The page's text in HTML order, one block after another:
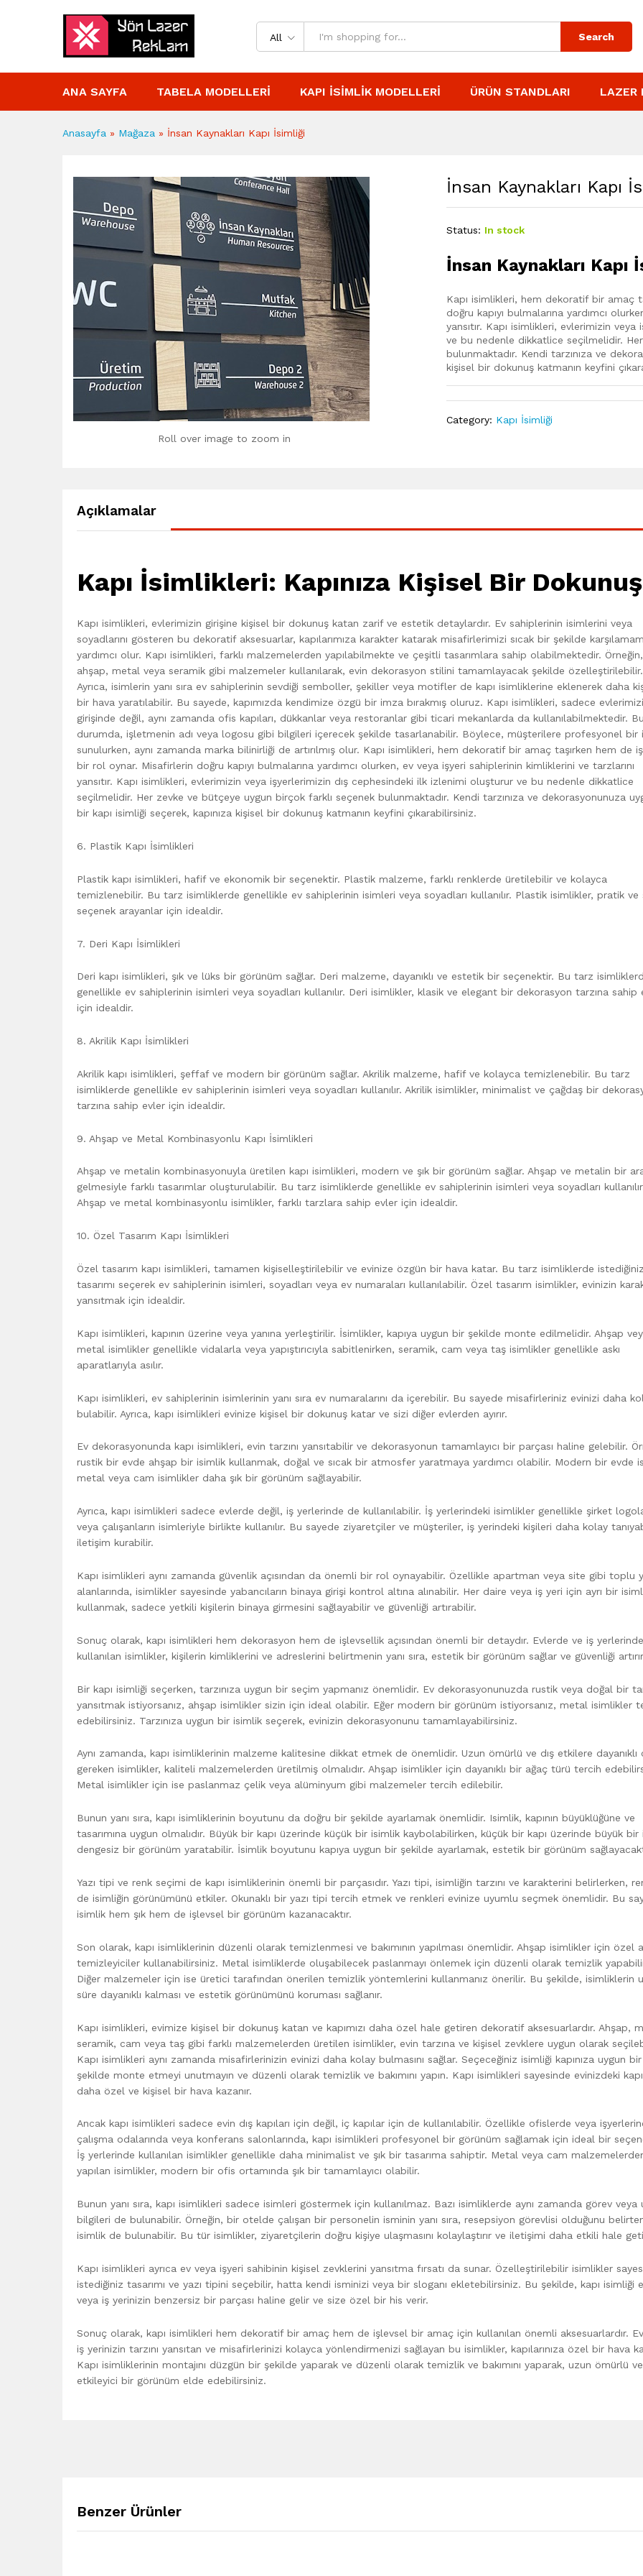
All Search
ANA SAYFA TABELA MODELLERI KAPI İSIMLIK MODELLERI ÜRÜN STANDLARI LAZER
Anasayfa » Mağaza » İnsan Kaynakları Kapı İsimliği
Roll over image to zoom in
İnsan Kaynakları Kapı
Status: In stock
İnsan Kaynakları Kapı
Kapı isimlikleri, hem dekoratif bir amaç
doğru kapıyı bulmalarına yardımcı
yansıtır. Kapı isimlikleri, evlerimizin
ve bu nedenle dikkatlice seçilmelidir.
bulunmaktadır. Kendi tarzınıza ve
kişisel bir dokunuş katmanın keyfini
Category: Kapı İsimliği
Açıklamalar
Kapı İsimlikleri: Kapınıza Kişisel Bir Dokunuş
Kapı isimlikleri, evlerimizin girişine kişisel bir dokunuş katan zarif ve estetik detaylardır. Ev sahiplerinin isimlerini veya
soyadlarını gösteren bu dekoratif aksesuarlar, kapılarımıza karakter katarak misafirlerimizi sıcak bir şekilde
yardımcı olur. Kapı isimlikleri, farklı malzemelerden yapılabilmekte ve çeşitli tasarımlara sahip olabilmektedir. Örneğin,
ahşap, metal veya seramik gibi malzemeler kullanılarak, evin dekorasyon stilini tamamlayacak şekilde özelleştirilebilir.
Ayrıca, isimlerin yanı sıra ev sahiplerinin sevdiği semboller, şekiller veya motifler de kapı isimliklerine eklenerek daha
bir hava yaratılabilir. Bu sayede, kapımızda kendimize özgü bir imza bırakmış oluruz. Kapı isimlikleri, sadece
girişinde değil, aynı zamanda ofis kapıları, dükkanlar veya restoranlar gibi ticari mekanlarda da kullanılabilmektedir. Bu
durumda, işletmenin adı veya logosu gibi bilgileri içerecek şekilde tasarlanabilir. Böylece, müşterilere profesyonel bir
sunulurken, aynı zamanda marka bilinirliği de artırılmış olur. Kapı isimlikleri, hem dekoratif bir amaç taşırken hem de
bir rol oynar. Misafirlerin doğru kapıyı bulmalarına yardımcı olurken, ev veya işyeri sahiplerinin kimliklerini ve tarzlarını
yansıtır. Kapı isimlikleri, evlerimizin veya işyerlerimizin dış cephesindeki ilk izlenimi oluşturur ve bu nedenle dikkatlice
seçilmelidir. Her zevke ve bütçeye uygun birçok farklı seçenek bulunmaktadır. Kendi tarzınıza ve dekorasyonunuza
bir kapı isimliği seçerek, kapınıza kişisel bir dokunuş katmanın keyfini çıkarabilirsiniz.
6. Plastik Kapı İsimlikleri
Plastik kapı isimlikleri, hafif ve ekonomik bir seçenektir. Plastik malzeme, farklı renklerde üretilebilir ve kolayca
temizlenebilir. Bu tarz isimliklerde genellikle ev sahiplerinin isimleri veya soyadları kullanılır. Plastik isimlikler, pratik ve
seçenek arayanlar için idealdir.
7. Deri Kapı İsimlikleri
Deri kapı isimlikleri, şık ve lüks bir görünüm sağlar. Deri malzeme, dayanıklı ve estetik bir seçenektir. Bu tarz
genellikle ev sahiplerinin isimleri veya soyadları kullanılır. Deri isimlikler, klasik ve elegant bir dekorasyon tarzına sahip
için idealdir.
8. Akrilik Kapı İsimlikleri
Akrilik kapı isimlikleri, şeffaf ve modern bir görünüm sağlar. Akrilik malzeme, hafif ve kolayca temizlenebilir. Bu tarz
isimliklerde genellikle ev sahiplerinin isimleri veya soyadları kullanılır. Akrilik isimlikler, minimalist ve çağdaş bir
tarzına sahip evler için idealdir.
9. Ahşap ve Metal Kombinasyonlu Kapı İsimlikleri
Ahşap ve metalin kombinasyonuyla üretilen kapı isimlikleri, modern ve şık bir görünüm sağlar. Ahşap ve metalin bir
gelmesiyle farklı tasarımlar oluşturulabilir. Bu tarz isimliklerde genellikle ev sahiplerinin isimleri veya soyadları
Ahşap ve metal kombinasyonlu isimlikler, farklı tarzlara sahip evler için idealdir.
10. Özel Tasarım Kapı İsimlikleri
Özel tasarım kapı isimlikleri, tamamen kişiselleştirilebilir ve evinize özgün bir hava katar. Bu tarz isimliklerde istediğiniz
tasarımı seçerek ev sahiplerinin isimleri, soyadları veya ev numaraları kullanılabilir. Özel tasarım isimlikler, evinizin
yansıtmak için idealdir.
Kapı isimlikleri, kapının üzerine veya yanına yerleştirilir. İsimlikler, kapıya uygun bir şekilde monte edilmelidir. Ahşap
metal isimlikler genellikle vidalarla veya yapıştırıcıyla sabitlenirken, seramik, cam veya taş isimlikler genellikle askı
aparatlarıyla asılır.
Kapı isimlikleri, ev sahiplerinin isimlerinin yanı sıra ev numaralarını da içerebilir. Bu sayede misafirleriniz evinizi daha
bulabilir. Ayrıca, kapı isimlikleri evinize kişisel bir dokunuş katar ve sizi diğer evlerden ayırır.
Ev dekorasyonunda kapı isimlikleri, evin tarzını yansıtabilir ve dekorasyonun tamamlayıcı bir parçası haline gelebilir.
rustik bir evde ahşap bir isimlik kullanmak, doğal ve sıcak bir atmosfer yaratmaya yardımcı olabilir. Modern bir evde
metal veya cam isimlikler daha şık bir görünüm sağlayabilir.
Ayrıca, kapı isimlikleri sadece evlerde değil, iş yerlerinde de kullanılabilir. İş yerlerindeki isimlikler genellikle şirket
veya çalışanların isimleriyle birlikte kullanılır. Bu sayede ziyaretçiler ve müşteriler, iş yerindeki kişileri daha kolay
iletişim kurabilir.
Kapı isimlikleri aynı zamanda güvenlik açısından da önemli bir rol oynayabilir. Özellikle apartman veya site gibi toplu
alanlarında, isimlikler sayesinde yabancıların binaya girişi kontrol altına alınabilir. Her daire veya iş yeri için ayrı bir
kullanmak, sadece yetkili kişilerin binaya girmesini sağlayabilir ve güvenliği artırabilir.
Sonuç olarak, kapı isimlikleri hem dekorasyon hem de işlevsellik açısından önemli bir detaydır. Evlerde ve iş yerlerinde
kullanılan isimlikler, kişilerin kimliklerini ve adreslerini belirtmenin yanı sıra, estetik bir görünüm sağlar ve güvenliği
Bir kapı isimliği seçerken, tarzınıza uygun bir seçim yapmanız önemlidir. Ev dekorasyonunuzda rustik veya doğal bir
yansıtmak istiyorsanız, ahşap isimlikler sizin için ideal olabilir. Eğer modern bir görünüm istiyorsanız, metal isimlikler
edebilirsiniz. Tarzınıza uygun bir isimlik seçerek, evinizin dekorasyonunu tamamlayabilirsiniz.
Aynı zamanda, kapı isimliklerinin malzeme kalitesine dikkat etmek de önemlidir. Uzun ömürlü ve dış etkilere dayanıklı
gereken isimlikler, kaliteli malzemelerden üretilmiş olmalıdır. Ahşap isimlikler için dayanıklı bir ağaç türü tercih
Metal isimlikler için ise paslanmaz çelik veya alüminyum gibi malzemeler tercih edilebilir.
Bunun yanı sıra, kapı isimliklerinin boyutunu da doğru bir şekilde ayarlamak önemlidir. Isimlik, kapının büyüklüğüne ve
tasarımına uygun olmalıdır. Büyük bir kapı üzerinde küçük bir isimlik kaybolabilirken, küçük bir kapı üzerinde büyük bir
dengesiz bir görünüm yaratabilir. İsimlik boyutunu kapıya uygun bir şekilde ayarlamak, estetik bir görünüm
Yazı tipi ve renk seçimi de kapı isimliklerinin önemli bir parçasıdır. Yazı tipi, isimliğin tarzını ve karakterini belirlerken,
de isimliğin görünümünü etkiler. Okunaklı bir yazı tipi tercih etmek ve renkleri evinize uyumlu seçmek önemlidir. Bu
isimlik hem şık hem de işlevsel bir görünüm kazanacaktır.
Son olarak, kapı isimliklerinin düzenli olarak temizlenmesi ve bakımının yapılması önemlidir. Ahşap isimlikler için özel
temizleyiciler kullanabilirsiniz. Metal isimliklerde oluşabilecek paslanmayı önlemek için düzenli olarak temizlik
Diğer malzemeler için ise üretici tarafından önerilen temizlik yöntemlerini kullanmanız önerilir. Bu şekilde, isimliklerin
süre dayanıklı kalması ve estetik görünümünü koruması sağlanır.
Kapı isimlikleri, evimize kişisel bir dokunuş katan ve kapımızı daha özel hale getiren dekoratif aksesuarlardır. Ahşap,
seramik, cam veya taş gibi farklı malzemelerden üretilen isimlikler, evin tarzına ve kişisel zevklere uygun olarak
Kapı isimlikleri aynı zamanda misafirlerinizin evinizi daha kolay bulmasını sağlar. Seçeceğiniz isimliği kapınıza uygun bir
şekilde monte etmeyi unutmayın ve düzenli olarak temizlik ve bakımını yapın. Kapı isimlikleri sayesinde evinizdeki
daha özel ve kişisel bir hava kazanır.
Ancak kapı isimlikleri sadece evin dış kapıları için değil, iç kapılar için de kullanılabilir. Özellikle ofislerde veya
çalışma odalarında veya konferans salonlarında, kapı isimlikleri profesyonel bir görünüm sağlamak için ideal bir
İş yerlerinde kullanılan isimlikler genellikle daha minimalist ve şık bir tasarıma sahiptir. Metal veya cam
yapılan isimlikler, modern bir ofis ortamında şık bir tamamlayıcı olabilir.
Bunun yanı sıra, kapı isimlikleri sadece isimleri göstermek için kullanılmaz. Bazı isimliklerde aynı zamanda görev veya
bilgileri de bulunabilir. Örneğin, bir otelde çalışan bir personelin isminin yanı sıra, resepsiyon görevlisi olduğunu
isimlik de bulunabilir. Bu tür isimlikler, ziyaretçilerin doğru kişiye ulaşmasını kolaylaştırır ve iletişimi daha etkili hale
Kapı isimlikleri ayrıca ev veya işyeri sahibinin kişisel zevklerini yansıtma fırsatı da sunar. Özelleştirilebilir isimlikler
istediğiniz tasarımı ve yazı tipini seçebilir, hatta kendi isminizi veya bir sloganı ekletebilirsiniz. Bu şekilde, kapı isimliği
veya iş yerinizin benzersiz bir parçası haline gelir ve size özel bir his verir.
Sonuç olarak, kapı isimlikleri hem dekoratif bir amaç hem de işlevsel bir amaç için kullanılan önemli aksesuarlardır.
iş yerinizin tarzını yansıtan ve misafirlerinizi kolayca yönlendirmenizi sağlayan bu isimlikler, kapılarınıza özel bir hava
Kapı isimliklerinin montajını düzgün bir şekilde yaparak ve düzenli olarak temizlik ve bakımını yaparak, uzun ömürlü ve
etkileyici bir görünüm elde edebilirsiniz.
Benzer Ürünler